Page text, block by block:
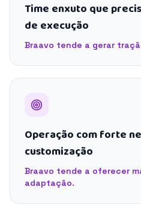
Time enxuto que
de execução
Braavo tende a gerar
Operação com forte
customização
Braavo tende a oferecer
adaptação.